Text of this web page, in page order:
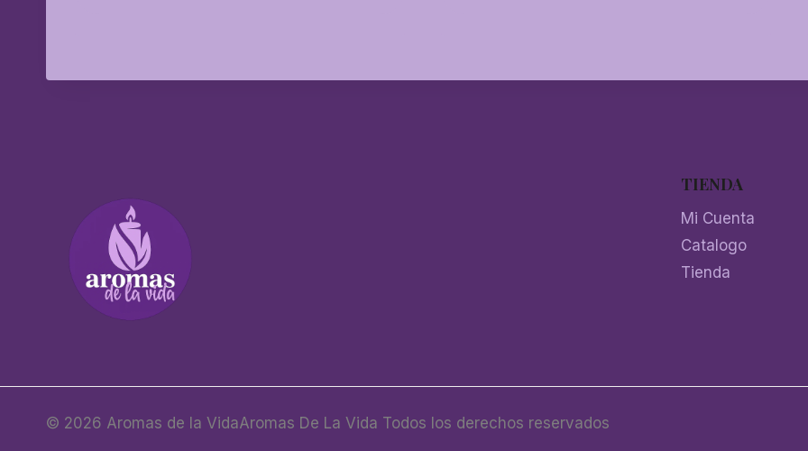
TIENDA
Mi Cuenta
Catalogo
Tienda
© 2026 Aromas de la VidaAromas De La Vida Todos los derechos reservados